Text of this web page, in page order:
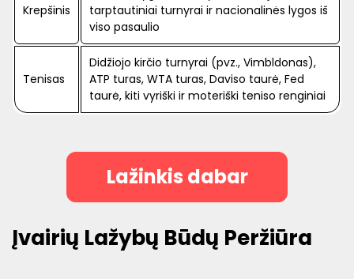
Krepšinis
tarptautiniai turnyrai ir nacionalinės lygos iš
viso pasaulio
Tenisas
Didžiojo kirčio turnyrai (pvz., Vimbldonas),
ATP turas, WTA turas, Daviso taurė, Fed
taurė, kiti vyriški ir moteriški teniso renginiai
Lažinkis dabar
Įvairių Lažybų Būdų Peržiūra